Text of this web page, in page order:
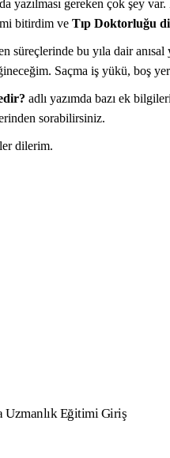
yazılması gereken çok şey
bitirdim ve Tıp Doktorluğu
süreçlerinde bu yıla dair
Saçma iş yükü, boş
adlı yazımda bazı ek
sorabilirsiniz.
dilerim.
Uzmanlık Eğitimi Giriş